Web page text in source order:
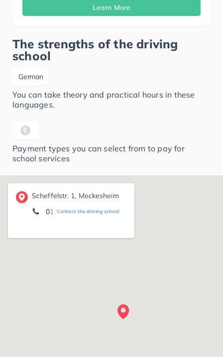
Learn More
The strengths of the driving
school
German
You can take theory and practical hours in these
languages.
Payment types you can select from to pay for
school services
Scheffelstr. 1, Meckesheim
Contact the driving school
0171 7 07 20 56